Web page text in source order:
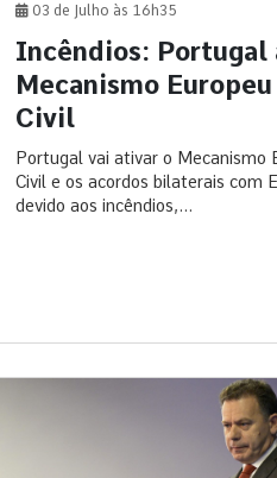
03 de Julho às 16h35
Incêndios: Portugal
Mecanismo
Civil
Portugal vai ativar o Mecanismo
Civil e os acordos bilaterais com
devido aos incêndios,...